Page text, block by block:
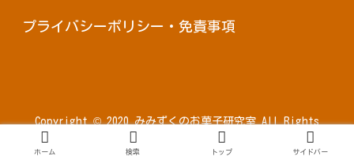
プライバシーポリシー・免責事項
Copyright © 2020 みみずくのお菓子研究室 All Rights
ホーム 検索 トップ サイドバー